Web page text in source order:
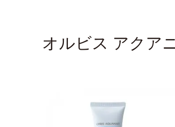
オルビス アクア